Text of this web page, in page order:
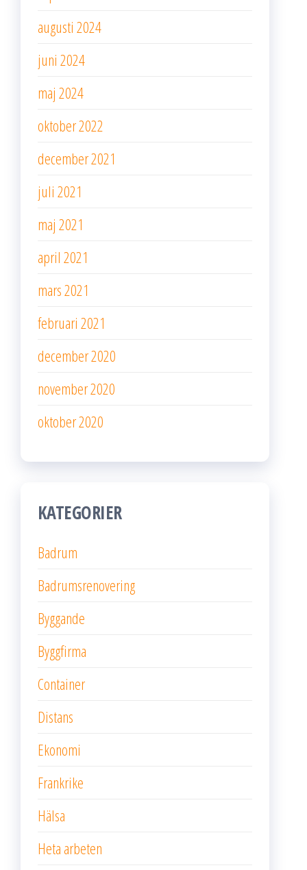
augusti 2024
juni 2024
maj 2024
oktober 2022
december 2021
juli 2021
maj 2021
april 2021
mars 2021
februari 2021
december 2020
november 2020
oktober 2020
KATEGORIER
Badrum
Badrumsrenovering
Byggande
Byggfirma
Container
Distans
Ekonomi
Frankrike
Hälsa
Heta arbeten